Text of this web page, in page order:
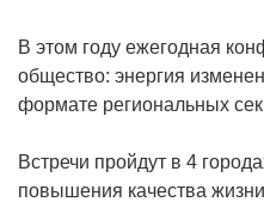
В этом году ежегодная
общество: энергия
формате региональных
Встречи пройдут в 4
повышения качества